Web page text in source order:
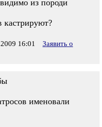
из породи
16:01
Заявить о
именовали